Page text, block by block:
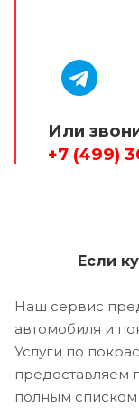
Или
+7 (499)
Если
Наш сервис
автомобиля и
Услуги по
предоставляем
полным списком